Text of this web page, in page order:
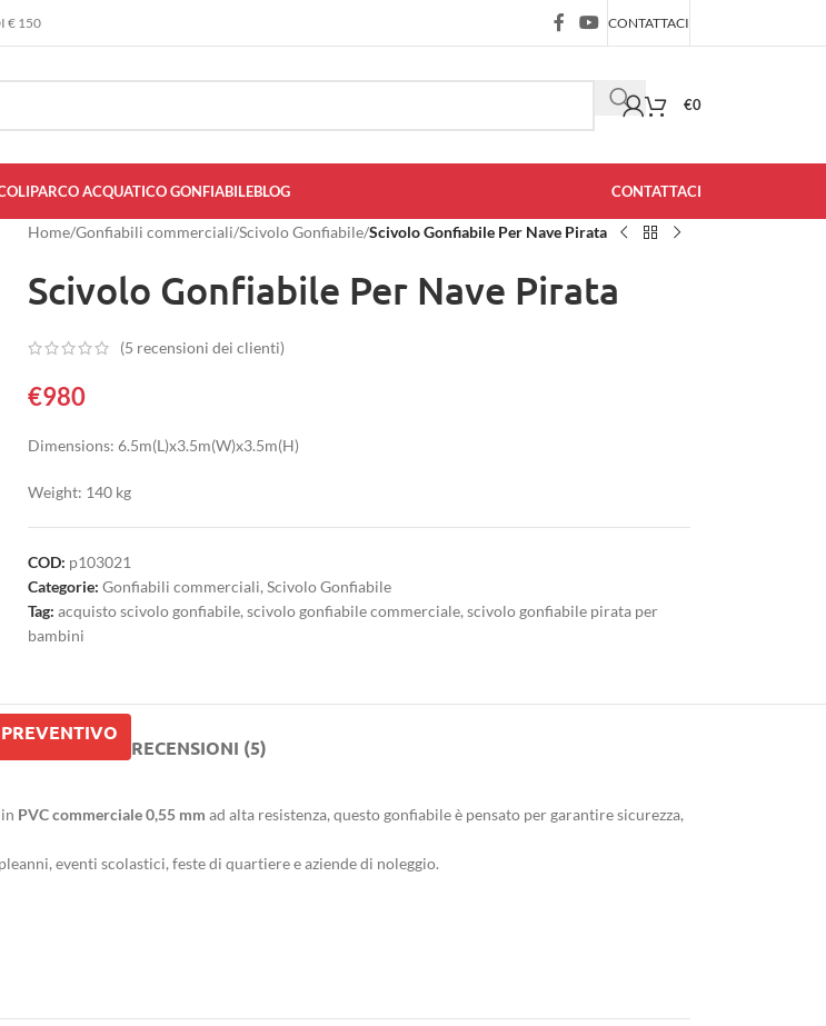
€ 150 CONTATTACI
€0
PARCO ACQUATICO GONFIABILEBLOG CONTATTACI
Home/Gonfiabili commerciali/Scivolo Gonfiabile/Scivolo Gonfiabile Per Nave Pirata
Scivolo Gonfiabile Per Nave Pirata
(5 recensioni dei clienti)
€980
Dimensions: 6.5m(L)x3.5m(W)x3.5m(H)
Weight: 140 kg
COD: p103021
Categorie: Gonfiabili commerciali,Scivolo Gonfiabile
Tag: acquisto scivolo gonfiabile,scivolo gonfiabile commerciale,scivolo gonfiabile pirata per
bambini
RECENSIONI (5)
PVC commerciale 0,55 mm ad alta resistenza, questo gonfiabile è pensato per garantire sicurezza,
eventi scolastici, feste di quartiere e aziende di noleggio.